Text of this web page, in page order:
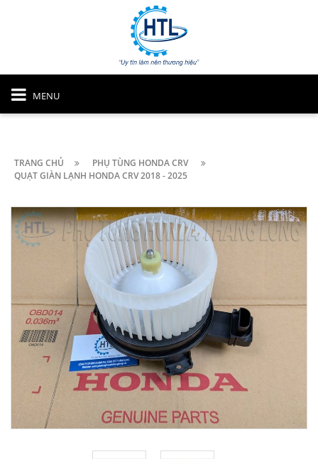
MENU
TRANG CHỦ
PHỤ TÙNG HONDA CRV
QUẠT GIÀN LẠNH HONDA CRV 2018 - 2025